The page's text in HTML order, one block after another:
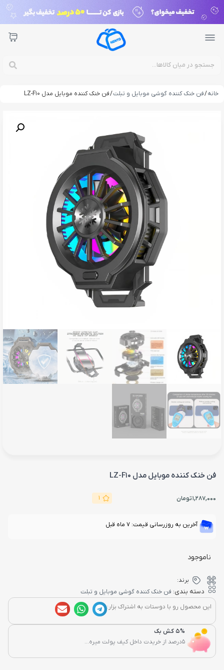
خانه/فن خنک کننده گوشی موبایل و تبلت/ فن خنک کننده موبایل مدل LZ-F10
فن خنک کننده موبایل مدل LZ-F10
1,287,000تومان 1
آخرین به روزرسانی قیمت: 7 ماه قبل
ناموجود
برند:
دسته بندی: فن خنک کننده گوشی موبایل و تبلت
این محصول رو با دوستات به اشتراک بزار:
5% کش بک
5درصد از خریدت داخل کیف پولت میره...